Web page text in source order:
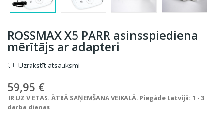
ROSSMAX X5 PARR asinsspiediena
mērītājs ar adapteri
Uzrakstīt atsauksmi
59,95 €
IR UZ VIETAS. ĀTRĀ SAŅEMŠANA VEIKALĀ. Piegāde Latvijā: 1 - 3
darba dienas